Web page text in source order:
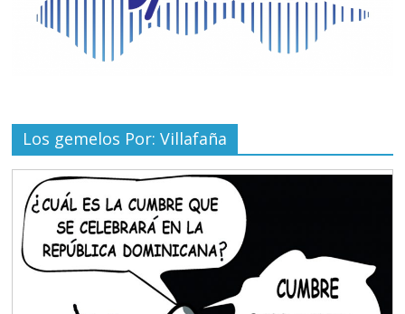
Los gemelos Por: Villafaña